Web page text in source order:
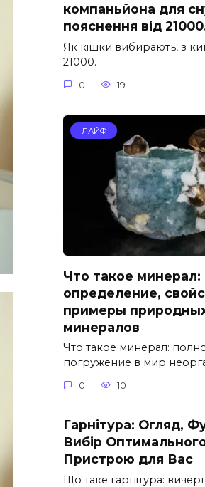
компаньйона для
пояснення від
Як кішки вибирають, з
21000.
0 19
ЛАЙФ
Что такое минерал:
определение,
примеры
минералов
Что такое минерал:
погружение в мир
0 10
Гарнітура: Огляд,
Вибір
Пристрою для Вас
Що таке гарнітура: